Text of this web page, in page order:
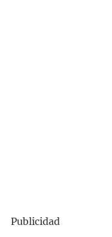
Publicidad